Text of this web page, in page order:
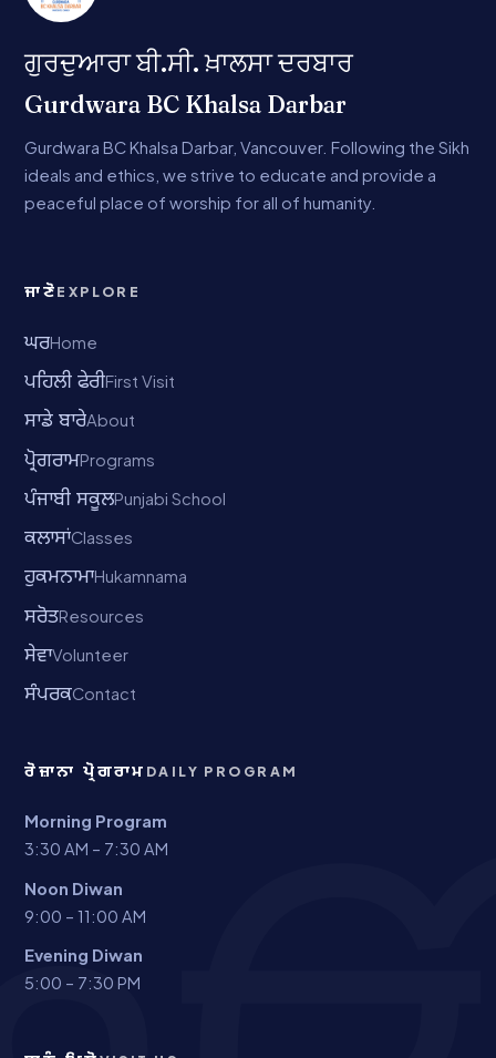
ਗੁਰਦੁਆਰਾ ਬੀ.ਸੀ. ਖ਼ਾਲਸਾ ਦਰਬਾਰ
Gurdwara BC Khalsa Darbar
Gurdwara BC Khalsa Darbar, Vancouver. Following the Sikh
ideals and ethics, we strive to educate and provide a
peaceful place of worship for all of humanity.
ਜਾਣੋEXPLORE
ਘਰHome
ਪਹਿਲੀ ਫੇਰੀFirst Visit
ਸਾਡੇ ਬਾਰੇAbout
ਪ੍ਰੋਗਰਾਮPrograms
ਪੰਜਾਬੀ ਸਕੂਲPunjabi School
ਕਲਾਸਾਂClasses
ਹੁਕਮਨਾਮਾHukamnama
ਸਰੋਤResources
ਸੇਵਾVolunteer
ਸੰਪਰਕContact
ਰੋਜ਼ਾਨਾ ਪ੍ਰੋਗਰਾਮ DAILY PROGRAM
Morning Program
3:30 AM – 7:30 AM
Noon Diwan
9:00 – 11:00 AM
Evening Diwan
5:00 – 7:30 PM